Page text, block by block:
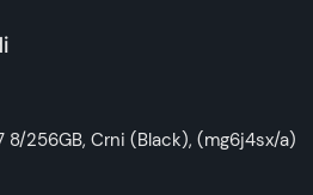
8/256GB, Crni (Black), (mg6j4sx/a)